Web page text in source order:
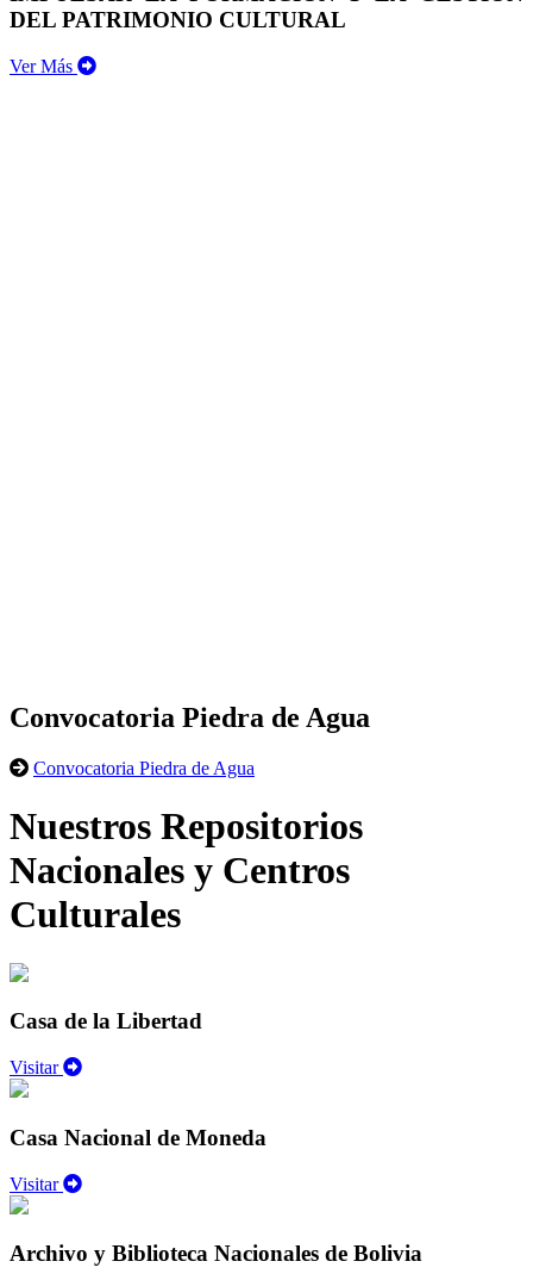
DEL PATRIMONIO CULTURAL
Ver Más
Convocatoria Piedra de Agua
Convocatoria Piedra de Agua
Nuestros Repositorios
Nacionales y Centros
Culturales
Casa de la Libertad
Visitar
Casa Nacional de Moneda
Visitar
Archivo y Biblioteca Nacionales de Bolivia